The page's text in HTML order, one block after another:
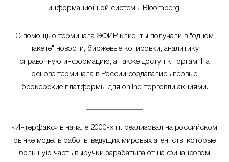
информационной системы Bloomberg.
С помощью терминала ЭФИР клиенты получали в "одном
пакете" новости, биржевые котировки, аналитику,
справочную информацию, а также доступ к торгам. На
основе терминала в России создавались первые
брокерские платформы для online-торговли акциями.
«Интерфакс» в начале 2000-х гг. реализовал на российском
рынке модель работы ведущих мировых агентств, которые
большую часть выручки зарабатывают на финансовом